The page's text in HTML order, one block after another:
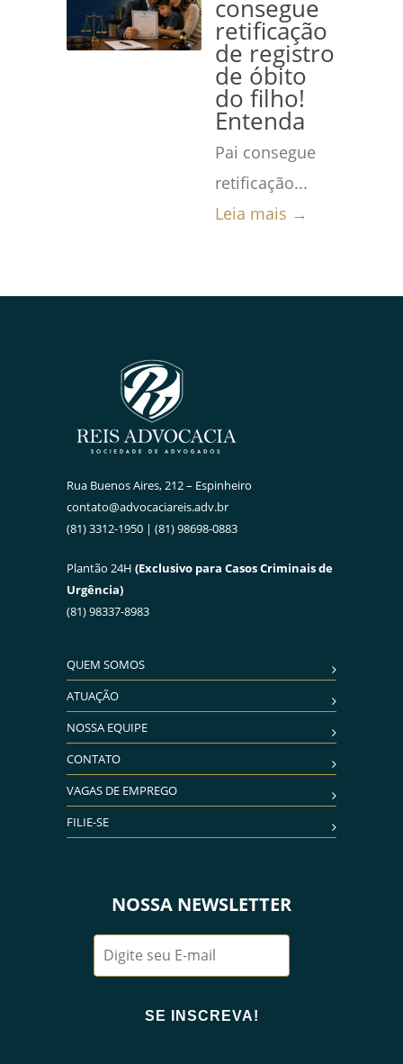
consegue
retificação
de registro
de óbito
do filho!
Entenda
Pai consegue
retificação...
Leia mais →
Rua Buenos Aires, 212 – Espinheiro
contato@advocaciareis.adv.br
(81) 3312-1950 | (81) 98698-0883
Plantão 24H (Exclusivo para Casos Criminais de
Urgência)
(81) 98337-8983
QUEM SOMOS
ATUAÇÃO
NOSSA EQUIPE
CONTATO
VAGAS DE EMPREGO
FILIE-SE
NOSSA NEWSLETTER